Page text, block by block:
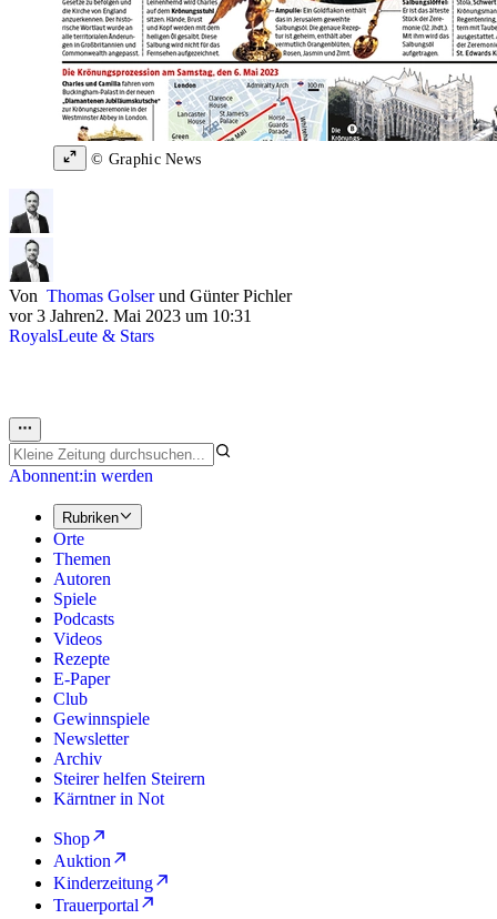
© Graphic News
Von Thomas Golserund Günter Pichler
vor 3 Jahren2. Mai 2023 um 10:31
RoyalsLeute & Stars
Abonnent:in werden
Rubriken
Orte
Themen
Autoren
Spiele
Podcasts
Videos
Rezepte
E-Paper
Club
Gewinnspiele
Newsletter
Archiv
Steirer helfen Steirern
Kärntner in Not
Shop
Auktion
Kinderzeitung
Trauerportal